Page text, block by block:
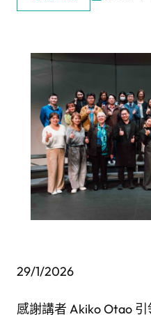
29/1/2026
感謝講者 Akiko Otao